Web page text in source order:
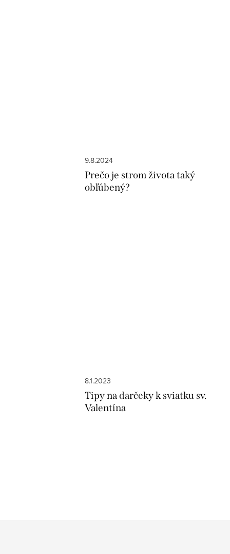
Prečo je strom života taký
obľúbený?
9.8.2024
Tipy na darčeky k sviatku sv.
Valentína
8.1.2023